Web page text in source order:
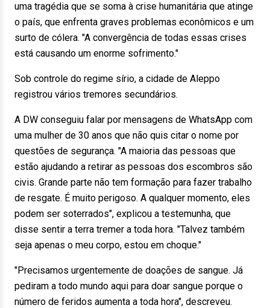
uma tragédia que se soma à crise humanitária que atinge
o país, que enfrenta graves problemas econômicos e um
surto de cólera. "A convergência de todas essas crises
está causando um enorme sofrimento."
Sob controle do regime sírio, a cidade de Aleppo
registrou vários tremores secundários.
A DW conseguiu falar por mensagens de WhatsApp com
uma mulher de 30 anos que não quis citar o nome por
questões de segurança. "A maioria das pessoas que
estão ajudando a retirar as pessoas dos escombros são
civis. Grande parte não tem formação para fazer trabalho
de resgate. É muito perigoso. A qualquer momento, eles
podem ser soterrados", explicou a testemunha, que
disse sentir a terra tremer a toda hora. "Talvez também
seja apenas o meu corpo, estou em choque."
"Precisamos urgentemente de doações de sangue. Já
pediram a todo mundo aqui para doar sangue porque o
número de feridos aumenta a toda hora", descreveu.